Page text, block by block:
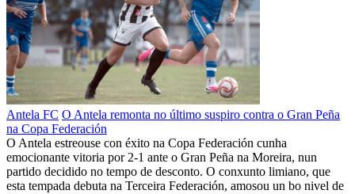
Antela FC O Antela remonta no último suspiro contra o Gran Peña
na Copa Federación
O Antela estreouse con éxito na Copa Federación cunha
emocionante vitoria por 2-1 ante o Gran Peña na Moreira, nun
partido decidido no tempo de desconto. O conxunto limiano, que
esta tempada debuta na Terceira Federación, amosou un bo nivel de